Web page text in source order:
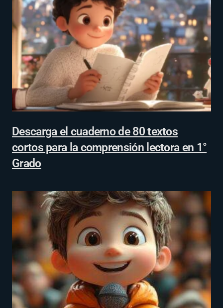
Descarga el cuaderno de 80 textos
cortos para la comprensión lectora en 1°
Grado